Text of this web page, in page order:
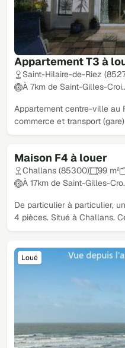
Appartement T3 à
Saint-Hilaire-de-Riez
À 7km de Saint-Gilles-
Appartement centre-ville au
commerce et transport
Maison F4 à louer
Loué
Challans (85300) 99 m²
À 17km de Saint-Gilles-
De particulier à particulier,
4 pièces. Situé à Challans.
Loué